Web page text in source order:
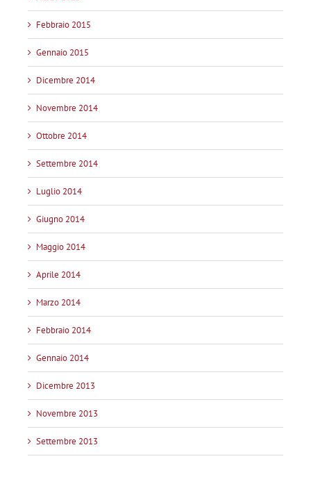
Febbraio 2015
Gennaio 2015
Dicembre 2014
Novembre 2014
Ottobre 2014
Settembre 2014
Luglio 2014
Giugno 2014
Maggio 2014
Aprile 2014
Marzo 2014
Febbraio 2014
Gennaio 2014
Dicembre 2013
Novembre 2013
Settembre 2013